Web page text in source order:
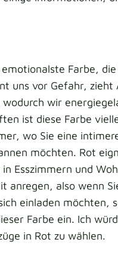
Farbe,
uns vor Gefahr,
wir
ist diese Farbe
wo Sie eine
möchten. Rot
in Esszimmern und
anregen, also wenn
einladen möchten,
Farbe ein. Ich
in Rot zu wählen.